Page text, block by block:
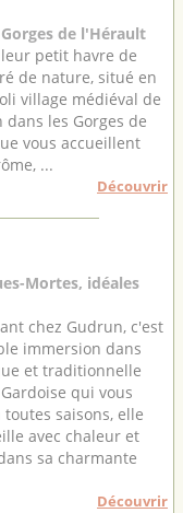
de l'Hérault
petit havre de
de nature, situé en
village médiéval de
dans les Gorges de
vous accueillent
...
Découvrir
Mortes, idéales
chez Gudrun, c'est
immersion dans
et traditionnelle
qui vous
saisons, elle
avec chaleur et
sa charmante
Découvrir